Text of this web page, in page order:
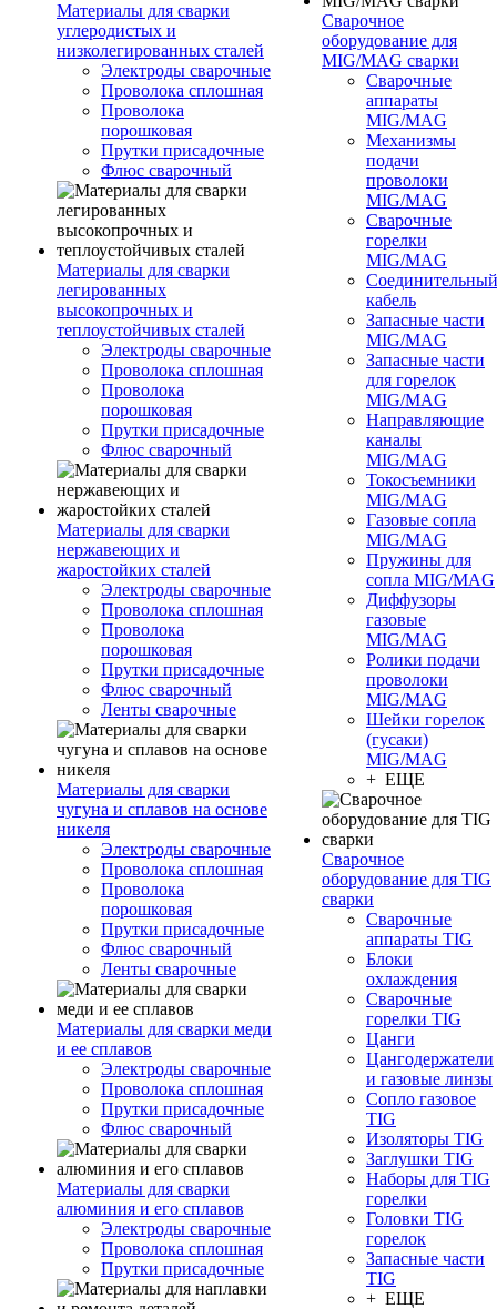
Материалы для сварки
углеродистых и
низколегированных сталей
Электроды сварочные
Проволока сплошная
Проволока
порошковая
Прутки присадочные
Флюс сварочный
Материалы для сварки
легированных
высокопрочных и
теплоустойчивых сталей
Электроды сварочные
Проволока сплошная
Проволока
порошковая
Прутки присадочные
Флюс сварочный
Материалы для сварки
нержавеющих и
жаростойких сталей
Электроды сварочные
Проволока сплошная
Проволока
порошковая
Прутки присадочные
Флюс сварочный
Ленты сварочные
Материалы для сварки
чугуна и сплавов на основе
никеля
Электроды сварочные
Проволока сплошная
Проволока
порошковая
Прутки присадочные
Флюс сварочный
Ленты сварочные
Материалы для сварки меди
и ее сплавов
Электроды сварочные
Проволока сплошная
Прутки присадочные
Флюс сварочный
Материалы для сварки
алюминия и его сплавов
Электроды сварочные
Проволока сплошная
Прутки присадочные
Сварочное
оборудование для
MIG/MAG сварки
Сварочные
аппараты
MIG/MAG
Механизмы
подачи
проволоки
MIG/MAG
Сварочные
горелки
MIG/MAG
Соединительный
кабель
Запасные части
MIG/MAG
Запасные части
для горелок
MIG/MAG
Направляющие
каналы
MIG/MAG
Токосъемники
MIG/MAG
Газовые сопла
MIG/MAG
Пружины для
сопла MIG/MAG
Диффузоры
газовые
MIG/MAG
Ролики подачи
проволоки
MIG/MAG
Шейки горелок
(гусаки)
MIG/MAG
+ ЕЩЕ
Сварочное
оборудование для TIG
сварки
Сварочные
аппараты TIG
Блоки
охлаждения
Сварочные
горелки TIG
Цанги
Цангодержатели
и газовые линзы
Сопло газовое
TIG
Изоляторы TIG
Заглушки TIG
Наборы для TIG
горелки
Головки TIG
горелок
Запасные части
TIG
+ ЕЩЕ